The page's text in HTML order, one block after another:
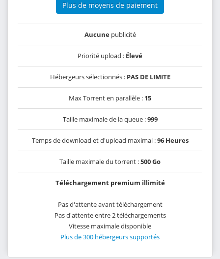
Plus de moyens de paiement
Aucunepublicité
Priorité upload : Élevé
Hébergeurs sélectionnés : PAS DE LIMITE
Max Torrent en parallèle : 15
Taille maximale de la queue :999
Temps de download et d'upload maximal :96 Heures
Taille maximale du torrent :500 Go
Téléchargement premium illimité
Pas d'attente avant téléchargement
Pas d'attente entre 2 téléchargements
Vitesse maximale disponible
Plus de 300 hébergeurs supportés